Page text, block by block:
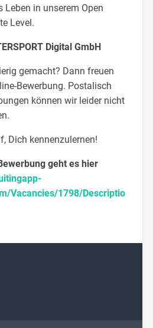
Leben in unserem Open
Level.
Digital GmbH
gemacht? Dann freuen
Bewerbung. Postalisch
können wir leider nicht
Dich kennenzulernen!
geht es hier
Vacancies/1798/Descriptio